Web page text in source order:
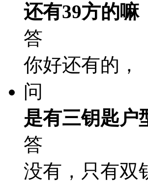
还有39方的嘛
答
你好还有的，
问
是有三钥匙户
答
没有，只有双